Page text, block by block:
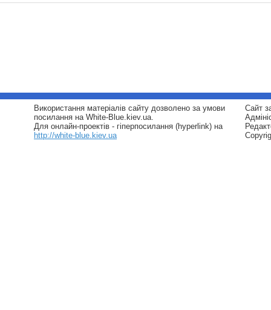
Використання матеріалів сайту дозволено за умови
посилання на White-Blue.kiev.ua.
Для онлайн-проектів - гіперпосилання (hyperlink) на
http://white-blue.kiev.ua
Сайт